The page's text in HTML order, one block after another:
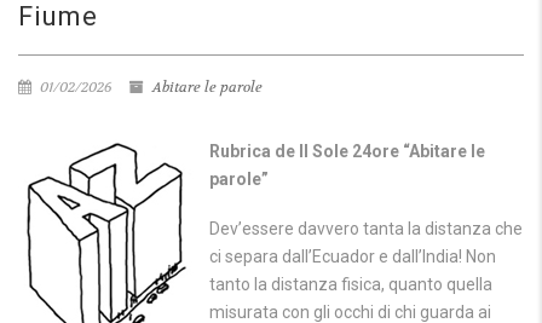
Fiume
01/02/2026 Abitare le parole
Rubrica de Il Sole 24ore “Abitare le
parole”
Dev’essere davvero tanta la distanza che
ci separa dall’Ecuador e dall’India! Non
tanto la distanza fisica, quanto quella
misurata con gli occhi di chi guarda ai